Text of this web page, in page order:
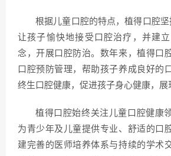
根据儿童口腔的特点，植得口腔坚
让孩子愉快地接受口腔治疗，并建
念，开展口腔防治。数年来，植得口
口腔预防管理，帮助孩子养成良好的
终生口腔健康，促进孩子身心健康，展
植得口腔始终关注儿童口腔健康
为青少年及儿童提供专业、舒适的口
建完善的医师培养体系与持续的学术